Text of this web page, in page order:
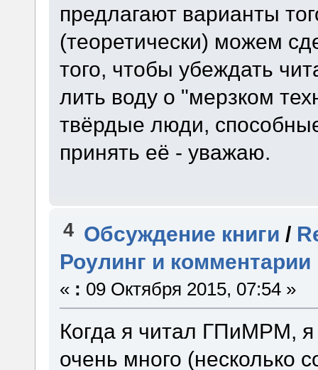
предлагают варианты
(теоретически) можем
того, чтобы убеждать
лить воду о "мерзком
твёрдые люди,
принять её - уважаю.
4 Обсуждение книги /
Роулинг и комментарии
« : 09 Октября 2015, 07:54 »
Когда я читал ГПиМРМ, я
очень много (несколько